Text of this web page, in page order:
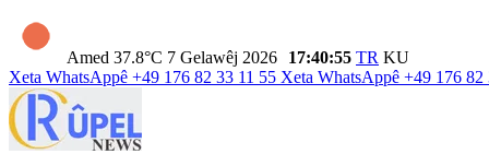
Amed 37.8°C 7 Gelawêj 2026 17:40:56 TR KU
Xeta WhatsAppê +49 176 82 33 11 55 Xeta WhatsAppê +49 176 82